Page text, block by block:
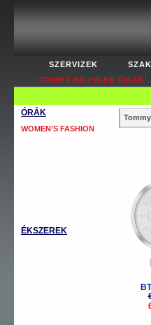
SZERVIZEK
TOMMY HILFIGER ÓRÁK
ÓRÁK
WOMEN’S FASHION
ÉKSZEREK